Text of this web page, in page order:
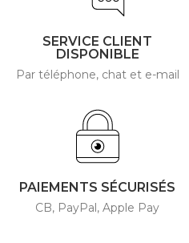
SERVICE CLIENT
DISPONIBLE
Par téléphone, chat et e-mail
PAIEMENTS SÉCURISÉS
CB, PayPal, Apple Pay